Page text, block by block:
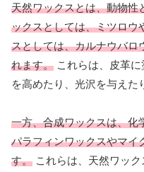
天然ワックスとは、動物性
ックスとしては、ミツロウ
スとしては、カルナウバロ
れます。 これらは、皮革
を高めたり、光沢を与えた
一方、合成ワックスは、化
パラフィンワックスやマイ
す。 これらは、天然ワッ